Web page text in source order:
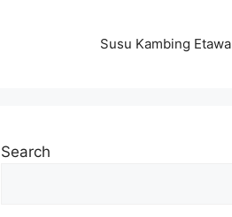
Susu Kambing Etawa
Search